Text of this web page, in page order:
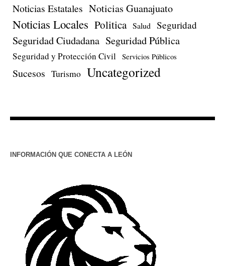
Noticias Estatales Noticias Guanajuato
Noticias Locales Politica Salud Seguridad
Seguridad Ciudadana Seguridad Pública
Seguridad y Protección Civil Servicios Públicos
Sucesos Turismo Uncategorized
INFORMACIÓN QUE CONECTA A LEÓN